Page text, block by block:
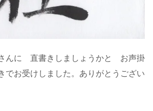
んに 直書きしましょうかと お声掛
お受けしました。ありがとうござい